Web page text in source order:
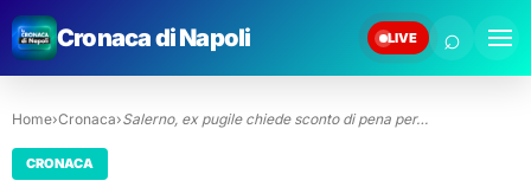
Cronaca di Napoli LIVE ⌕
Home›Cronaca›Salerno, ex pugile chiede sconto di pena per…
CRONACA